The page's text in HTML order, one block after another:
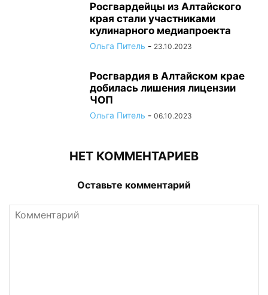
Росгвардейцы из Алтайского
края стали участниками
кулинарного медиапроекта
Ольга Питель - 23.10.2023
Росгвардия в Алтайском крае
добилась лишения лицензии
ЧОП
Ольга Питель - 06.10.2023
НЕТ КОММЕНТАРИЕВ
Оставьте комментарий